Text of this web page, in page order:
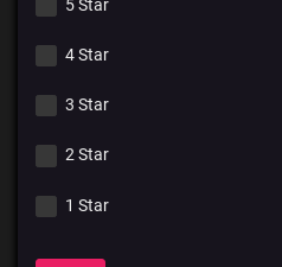
5 Star
4 Star
3 Star
2 Star
1 Star